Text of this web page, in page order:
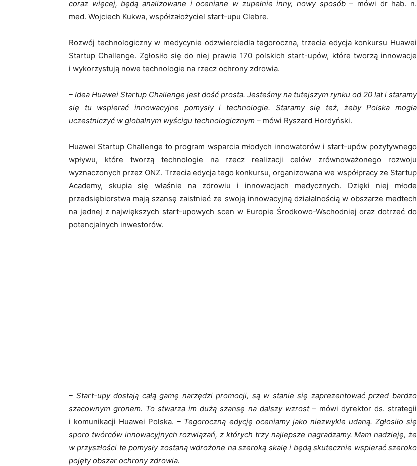
coraz więcej, będą analizowane i oceniane w zupełnie inny, nowy sposób– mówi dr hab. n.
med. Wojciech Kukwa, współzałożyciel start-upu Clebre.
Rozwój technologiczny w medycynie odzwierciedla tegoroczna, trzecia edycja konkursu Huawei
Startup Challenge. Zgłosiło się do niej prawie 170 polskich start-upów, które tworzą innowacje
i wykorzystują nowe technologie na rzecz ochrony zdrowia.
– Idea Huawei Startup Challenge jest dość prosta. Jesteśmy na tutejszym rynku od 20 lat i staramy
się tu wspierać innowacyjne pomysły i technologie. Staramy się też, żeby Polska mogła
uczestniczyć w globalnym wyścigu technologicznym – mówi Ryszard Hordyński.
Huawei Startup Challenge to program wsparcia młodych innowatorów i start-upów pozytywnego
wpływu, które tworzą technologie na rzecz realizacji celów zrównoważonego rozwoju
wyznaczonych przez ONZ. Trzecia edycja tego konkursu, organizowana we współpracy ze Startup
Academy, skupia się właśnie na zdrowiu i innowacjach medycznych. Dzięki niej młode
przedsiębiorstwa mają szansę zaistnieć ze swoją innowacyjną działalnością w obszarze medtech
na jednej z największych start-upowych scen w Europie Środkowo-Wschodniej oraz dotrzeć do
potencjalnych inwestorów.
– Start-upy dostają całą gamę narzędzi promocji, są w stanie się zaprezentować przed bardzo
szacownym gronem. To stwarza im dużą szansę na dalszy wzrost – mówi dyrektor ds. strategii
i komunikacji Huawei Polska.– Tegoroczną edycję oceniamy jako niezwykle udaną. Zgłosiło się
sporo twórców innowacyjnych rozwiązań, z których trzy najlepsze nagradzamy. Mam nadzieję, że
w przyszłości te pomysły zostaną wdrożone na szeroką skalę i będą skutecznie wspierać szeroko
pojęty obszar ochrony zdrowia.